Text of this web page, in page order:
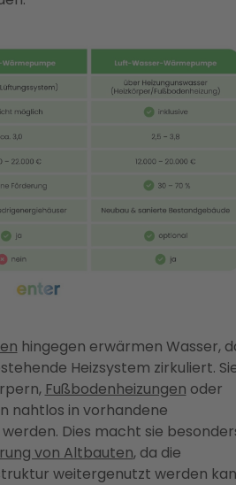
hingegen erwärmen Wasser,
Heizsystem zirkuliert.
Fußbodenheizungen oder
nahtlos in vorhandene
Dies macht sie
von Altbauten, da die
weitergenutzt werden